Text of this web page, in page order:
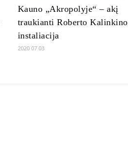
Kauno „Akropolyje“ – akį
traukianti Roberto Kalinkino
instaliacija
2020 07 03